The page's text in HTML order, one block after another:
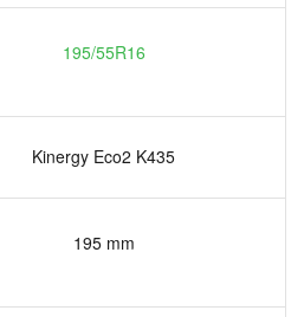
195/55R16
Kinergy Eco2 K435
195 mm